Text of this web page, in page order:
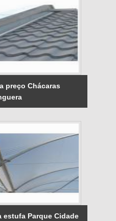
preço Chácaras
estufa Parque Cidade